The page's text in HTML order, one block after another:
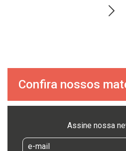
Confira nossos
Assine nossa